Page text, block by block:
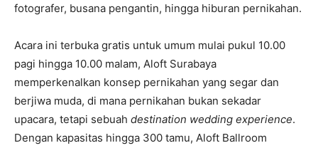
fotografer, busana pengantin, hingga hiburan pernikahan.
Acara ini terbuka gratis untuk umum mulai pukul 10.00
pagi hingga 10.00 malam, Aloft Surabaya
memperkenalkan konsep pernikahan yang segar dan
berjiwa muda, di mana pernikahan bukan sekadar
upacara, tetapi sebuah destination wedding experience.
Dengan kapasitas hingga 300 tamu, Aloft Ballroom